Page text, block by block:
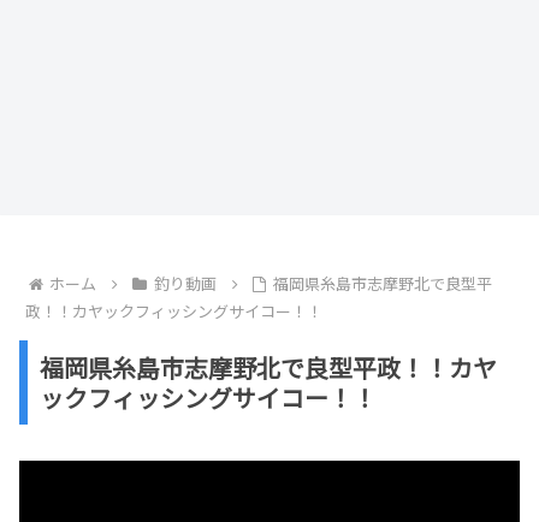
ホーム 釣り動画
福岡県糸島市志摩野北で良型平
政！！カヤックフィッシングサイコー！！
福岡県糸島市志摩野北で良型平政！！カヤ
ックフィッシングサイコー！！